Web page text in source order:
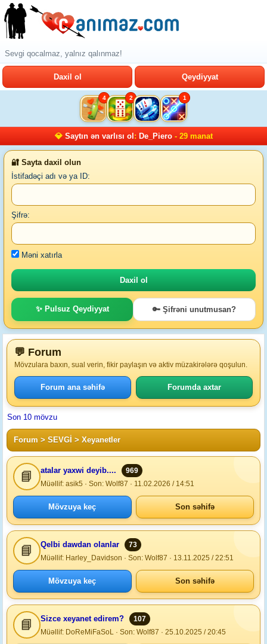
Sevgi qocalmaz, yalnız qalınmaz!
Daxil ol Qeydiyyat
4 2 1
💎 Saytın ən varlısı ol : De_Piero- 29 manat
🔐 Sayta daxil olun
İstifadəçi adı və ya ID:
Şifrə:
Məni xatırla
✨ Pulsuz Qeydiyyat 🔑 Şifrəni unutmusan?
💬 Forum
Mövzulara baxın, sual verin, fikir paylaşın və aktiv müzakirələrə qoşulun.
Forum ana səhifə Forumda axtar
Son 10 mövzu
Forum > SEVGİ > Xeyanetler
📘 atalar yaxwi deyib....
969
Müəllif: asik5 · Son: Wolf87 · 11.02.2026 / 14:51
Mövzuya keç Son səhifə
📘 Qelbi dawdan olanlar
73
Müəllif: Harley_Davidson · Son: Wolf87 · 13.11.2025 / 22:51
Mövzuya keç Son səhifə
📘 Sizce xeyanet edirem?
107
Müəllif: DoReMiFaSoL · Son: Wolf87 · 25.10.2025 / 20:45